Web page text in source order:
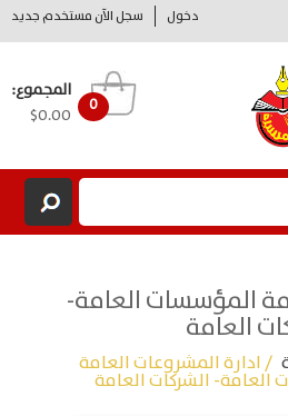
دخول سجل الآن مستخدم جديد
0
المجموع:
$0.00
المؤسسات العامة-
العامة
/ ادارة المشروعات العامة
العامة- الشركات العامة